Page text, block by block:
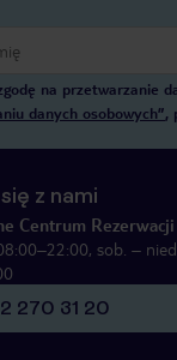
na przetwarzanie
danych osobowych”,
z nami
Centrum Rezerwacji
sob. –
270 31 20